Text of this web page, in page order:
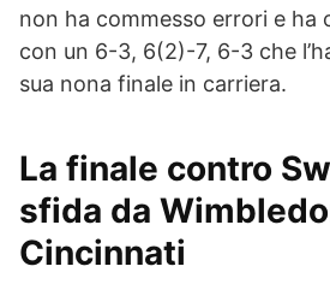
non ha commesso errori e ha
con un 6-3, 6(2)-7, 6-3 che
sua nona finale in carriera.
La finale contro
sfida da
Cincinnati